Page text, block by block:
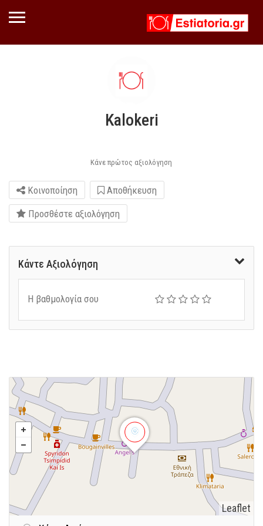
Kalokeri
Κάνε πρώτος αξιολόγηση
Κοινοποίηση
Αποθήκευση
Προσθέστε αξιολόγηση
Κάντε Αξιολόγηση
Η βαθμολογία σου
Leaflet